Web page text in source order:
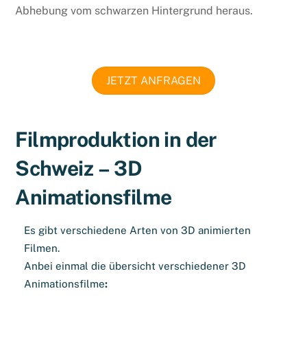
Abhebung vom schwarzen Hintergrund heraus.
JETZT ANFRAGEN
Filmproduktion in der
Schweiz – 3D
Animationsfilme
Es gibt verschiedene Arten von 3D animierten
Filmen.
Anbei einmal die übersicht verschiedener 3D
Animationsfilme: